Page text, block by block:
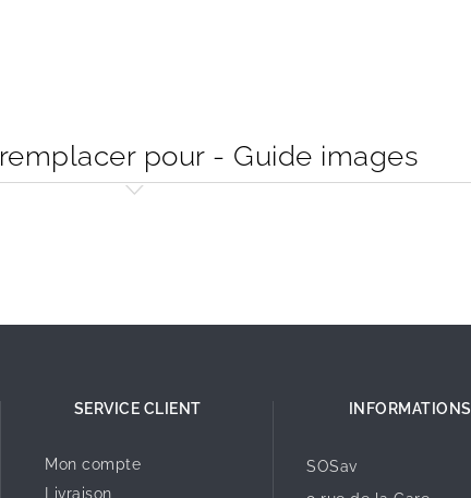
pour - Guide images
SERVICE CLIENT
Mon compte
Livraison
INFORMATIONS
SOSav